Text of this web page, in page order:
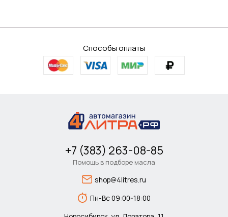
Способы оплаты
+7 (383) 263-08-85
Помощь в подборе масла
shop@4litres.ru
Пн-Вс 09:00-18:00